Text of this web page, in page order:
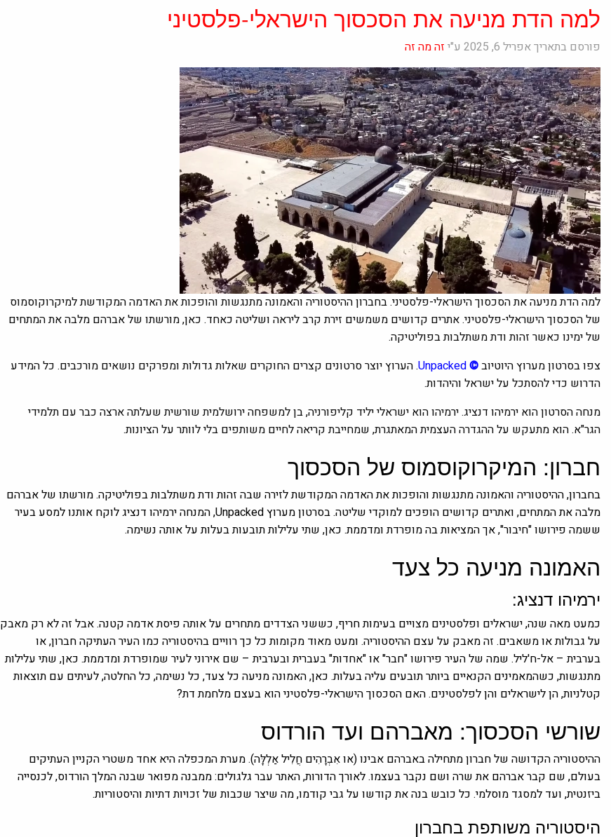
למה הדת מניעה את הסכסוך הישראלי-פלסטיני
פורסם בתאריך אפריל 6, 2025 ע"י זה מה זה
למה הדת מניעה את הסכסוך הישראלי-פלסטיני. בחברון ההיסטוריה והאמונה מתנגשות והופכות את האדמה המקודשת למיקרוקוסמוס
של הסכסוך הישראלי-פלסטיני. אתרים קדושים משמשים זירת קרב ליראה ושליטה כאחד. כאן, מורשתו של אברהם מלבה את המתחים
של ימינו כאשר זהות ודת משתלבות בפוליטיקה.
צפו בסרטוןמערוץ היוטיוב©
Unpacked
.הערוץ יוצר סרטונים קצרים החוקרים שאלות גדולות ומפרקים נושאים מורכבים. כל המידע
הדרוש כדי להסתכל על ישראל והיהדות.
מנחה הסרטון הוא ירמיהו דנציג. ירמיהו הוא ישראלי יליד קליפורניה, בן למשפחה ירושלמית שורשית שעלתה ארצה כבר עם תלמידי
הגר"א. הוא מתעקש על ההגדרה העצמית המאתגרת, שמחייבת קריאה לחיים משותפים בלי לוותר על הציונות.
חברון: המיקרוקוסמוס של הסכסוך
בחברון, ההיסטוריה והאמונה מתנגשות והופכות את האדמה המקודשת לזירה שבה זהות ודת משתלבות בפוליטיקה. מורשתו של אברהם
מלבה את המתחים, ואתרים קדושים הופכים למוקדי שליטה. בסרטון מערוץ Unpacked, המנחה ירמיהו דנציג לוקח אותנו למסע בעיר
ששמה פירושו "חיבור", אך המציאות בה מופרדת ומדממת. כאן, שתי עלילות תובעות בעלות על אותה נשימה.
האמונה מניעה כל צעד
ירמיהו דנציג:
כמעט מאה שנה, ישראלים ופלסטינים מצויים בעימות חריף, כששני הצדדים מתחרים על אותה פיסת אדמה קטנה. אבל זה לא רק מאבק
על גבולות או משאבים. זה מאבק על עצם ההיסטוריה. ומעט מאוד מקומות כל כך רוויים בהיסטוריה כמו העיר העתיקה חברון, או
בערבית – אל-ח'ליל. שמה של העיר פירושו "חבר" או "אחדות" בעברית ובערבית – שם אירוני לעיר שמופרדת ומדממת. כאן, שתי עלילות
מתנגשות, כשהמאמינים הקנאיים ביותר תובעים עליה בעלות. כאן, האמונה מניעה כל צעד, כל נשימה, כל החלטה, לעיתים עם תוצאות
קטלניות, הן לישראלים והן לפלסטינים. האם הסכסוך הישראלי-פלסטיני הוא בעצם מלחמת דת?
שורשי הסכסוך: מאברהם ועד הורדוס
ההיסטוריה הקדושה של חברון מתחילה באברהם אבינו (או אִבְרָהִים חֲלִיל אַלְלָּה). מערת המכפלה היא אחד משטרי הקניין העתיקים
בעולם, שם קבר אברהם את שרה ושם נקבר בעצמו. לאורך הדורות, האתר עבר גלגולים: ממבנה מפואר שבנה המלך הורדוס, לכנסייה
ביזנטית, ועד למסגד מוסלמי. כל כובש בנה את קודשו על גבי קודמו, מה שיצר שכבות של זכויות דתיות והיסטוריות.
היסטוריה משותפת בחברון